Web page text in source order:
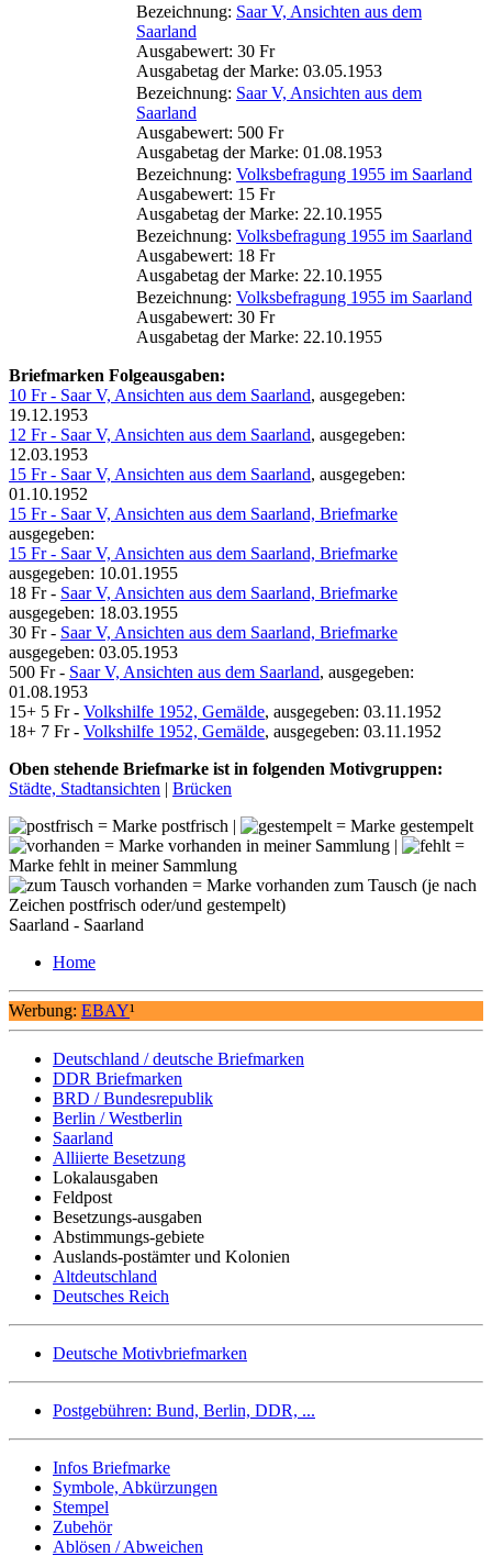
Bezeichnung: Saar V, Ansichten aus dem
Saarland
Ausgabewert: 30 Fr
Ausgabetag der Marke: 03.05.1953
Bezeichnung: Saar V, Ansichten aus dem
Saarland
Ausgabewert: 500 Fr
Ausgabetag der Marke: 01.08.1953
Bezeichnung: Volksbefragung 1955 im Saarland
Ausgabewert: 15 Fr
Ausgabetag der Marke: 22.10.1955
Bezeichnung: Volksbefragung 1955 im Saarland
Ausgabewert: 18 Fr
Ausgabetag der Marke: 22.10.1955
Bezeichnung: Volksbefragung 1955 im Saarland
Ausgabewert: 30 Fr
Ausgabetag der Marke: 22.10.1955
Briefmarken Folgeausgaben:
10 Fr - Saar V, Ansichten aus dem Saarland, ausgegeben:
19.12.1953
12 Fr - Saar V, Ansichten aus dem Saarland, ausgegeben:
12.03.1953
15 Fr - Saar V, Ansichten aus dem Saarland, ausgegeben:
01.10.1952
15 Fr - Saar V, Ansichten aus dem Saarland, Briefmarke
ausgegeben:
15 Fr - Saar V, Ansichten aus dem Saarland, Briefmarke
ausgegeben: 10.01.1955
18 Fr - Saar V, Ansichten aus dem Saarland, Briefmarke
ausgegeben: 18.03.1955
30 Fr - Saar V, Ansichten aus dem Saarland, Briefmarke
ausgegeben: 03.05.1953
500 Fr - Saar V, Ansichten aus dem Saarland, ausgegeben:
01.08.1953
15+ 5 Fr - Volkshilfe 1952, Gemälde, ausgegeben: 03.11.1952
18+ 7 Fr - Volkshilfe 1952, Gemälde, ausgegeben: 03.11.1952
Oben stehende Briefmarke ist in folgenden Motivgruppen:
Städte, Stadtansichten | Brücken
= Marke postfrisch |
= Marke gestempelt
= Marke vorhanden in meiner Sammlung |
=
Marke fehlt in meiner Sammlung
= Marke vorhanden zum Tausch (je nach
Zeichen postfrisch oder/und gestempelt)
Saarland - Saarland
Home
Werbung: EBAY¹
Deutschland / deutsche Briefmarken
DDR Briefmarken
BRD / Bundesrepublik
Berlin / Westberlin
Saarland
Alliierte Besetzung
Lokalausgaben
Feldpost
Besetzungs-ausgaben
Abstimmungs-gebiete
Auslands-postämter und Kolonien
Altdeutschland
Deutsches Reich
Deutsche Motivbriefmarken
Postgebühren: Bund, Berlin, DDR, ...
Infos Briefmarke
Symbole, Abkürzungen
Stempel
Zubehör
Ablösen / Abweichen